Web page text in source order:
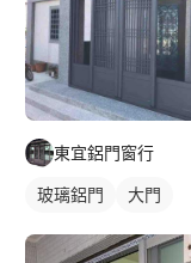
東宜鋁門窗行
玻璃鋁門 大門